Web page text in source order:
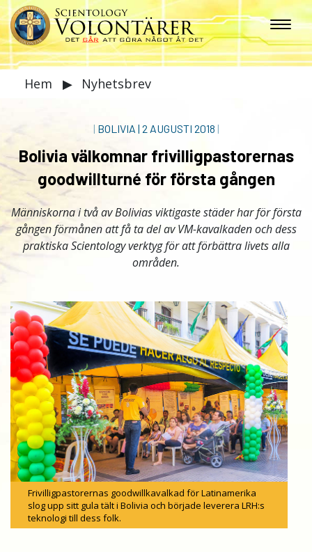
Hem ▶ Nyhetsbrev
| BOLIVIA | 2 AUGUSTI 2018 |
Bolivia välkomnar frivilligpastorernas
goodwillturné för första gången
Människorna i två av Bolivias viktigaste städer har för första
gången förmånen att få ta del av VM-kavalkaden och dess
praktiska Scientology verktyg för att förbättra livets alla
områden.
Frivilligpastorernas goodwillkavalkad för Latinamerika
slog upp sitt gula tält i Bolivia och började leverera LRH:s
teknologi till dess folk.